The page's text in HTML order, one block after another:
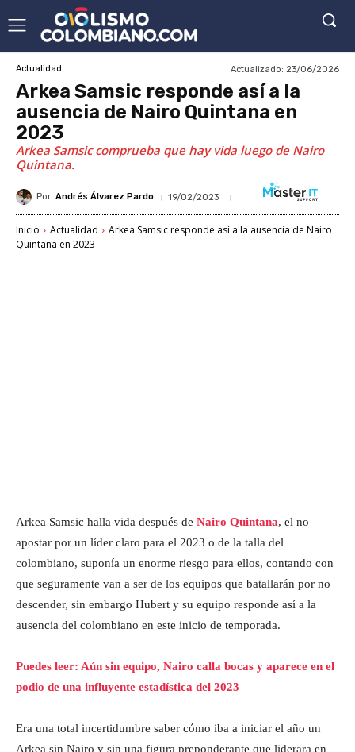
Actualidad Actualizado: 23/06/2026
Arkea Samsic responde así a la
ausencia de Nairo Quintana en
2023
Arkea Samsic comprueba que hay vida luego de Nairo
Quintana.
Por Andrés Álvarez Pardo 19/02/2023
Inicio Actualidad
Arkea Samsic responde así a la ausencia de Nairo
Quintana en 2023
Arkea Samsic halla vida después de Nairo Quintana, el no
apostar por un líder claro para el 2023 o de la talla del
colombiano, suponía un enorme riesgo para ellos, contando con
que seguramente van a ser de los equipos que batallarán por no
descender, sin embargo Hubert y su equipo responde así a la
ausencia del colombiano en este inicio de temporada.
Puedes leer: Aún sin equipo, Nairo calla bocas y aparece en el
podio de una influyente estadística del 2023
Era una total incertidumbre saber cómo iba a iniciar el año un
Arkea sin Nairo y sin una figura preponderante que liderara en